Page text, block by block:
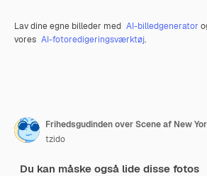
Lav dine egne billeder med AI-billedgenerator
vores AI-fotoredigeringsværktøj.
tzido
Du kan måske også lide disse fotos